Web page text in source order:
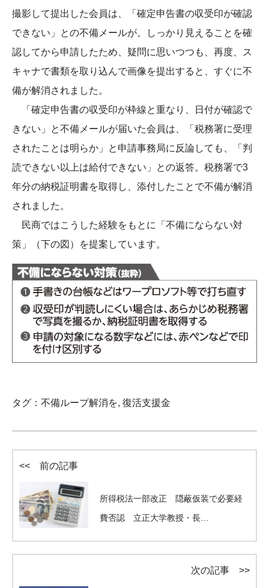
撮影して提出した会員は、「確定申告書の収受印が確認
できない」との不備メールが。しっかり見えることを確
認してから申請したため、疑問に思いつつも、再度、ス
キャナで書類を取り込んで画像を提出すると、すぐに不
備が解消されました。
「確定申告書の収受印が枠線と重なり、日付が確認で
きない」と不備メールが届いた会員は、「税務署に受理
されたことは明らか」と申請事務局に反論しても、「判
読できない以上は給付できない」との返答。税務署で3
年分の納税証明書を取得し、添付したことで不備が解消
されました。
民商ではこうした経験をもとに「不備にならない対
策」（下の図）を提案しています。
タグ： 不備ループ解消を, 復活支援金
<< 前の記事
所得税法一部改正 隠蔽仮装で必要経
費否認 立正大学教授・長…
次の記事 >>